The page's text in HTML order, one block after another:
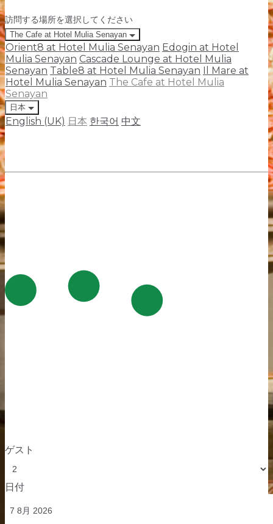
訪問する場所を選択してください
The Cafe at Hotel Mulia Senayan
Orient8 at Hotel Mulia Senayan Edogin at Hotel
Mulia Senayan Cascade Lounge at Hotel Mulia
Senayan Table8 at Hotel Mulia Senayan Il Mare at
Hotel Mulia Senayan The Cafe at Hotel Mulia
Senayan
日本
English (UK) 日本 한국어 中文
ゲスト
日付